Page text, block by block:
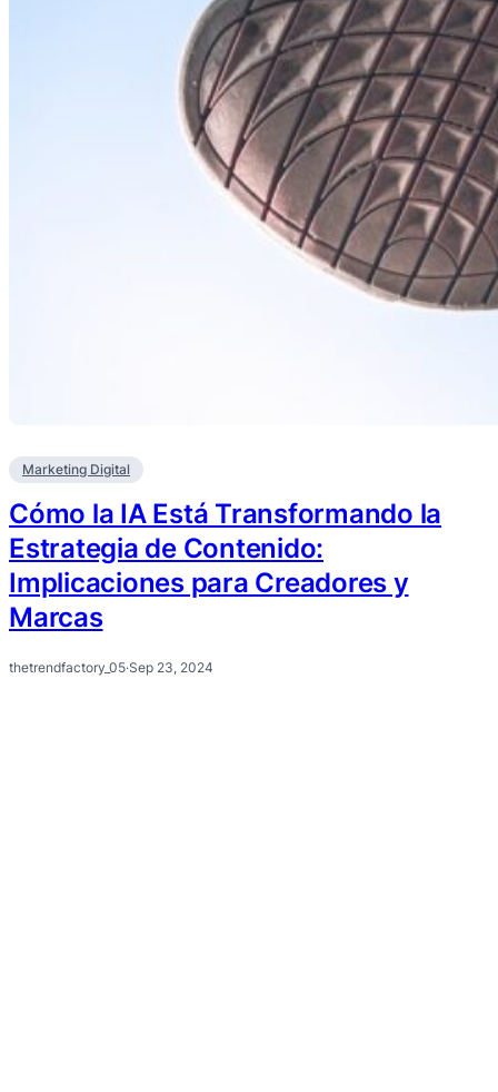
Marketing Digital
Cómo la IA Está Transformando la
Estrategia de Contenido:
Implicaciones para Creadores y
Marcas
thetrendfactory_05·Sep 23, 2024